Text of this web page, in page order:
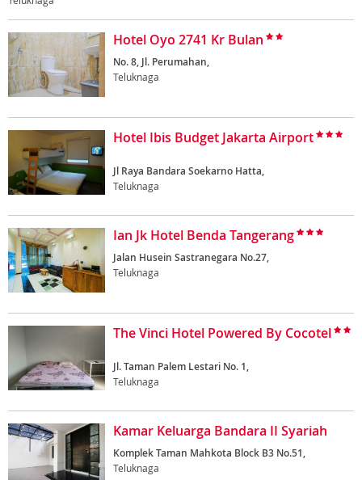
Hotel Oyo 2741 Kr Bulan
No. 8, Jl. Perumahan,
Teluknaga
Hotel Ibis Budget Jakarta Airport
Jl Raya Bandara Soekarno Hatta,
Teluknaga
Ian Jk Hotel Benda Tangerang
Jalan Husein Sastranegara No.27,
Teluknaga
The Vinci Hotel Powered By Cocotel
Jl. Taman Palem Lestari No. 1,
Teluknaga
Kamar Keluarga Bandara II Syariah
Komplek Taman Mahkota Block B3 No.51,
Teluknaga